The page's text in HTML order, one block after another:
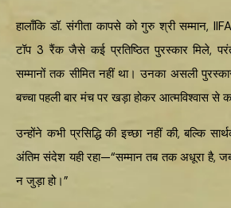
हालाँकि डॉ. संगीता कापसे को गुरु श्री सम्मान,
टॉप 3 रैंक जैसे कई प्रतिष्ठित पुरस्कार मिले,
सम्मानों तक सीमित नहीं था। उनका असली
बच्चा पहली बार मंच पर खड़ा होकर आत्मविश्वास
उन्होंने कभी प्रसिद्धि की इच्छा नहीं की, बल्कि
अंतिम संदेश यही रहा—“सम्मान तब तक अधूरा है,
न जुड़ा हो।”